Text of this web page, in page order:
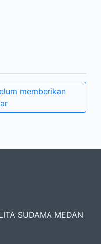
memberikan
SUDAMA MEDAN